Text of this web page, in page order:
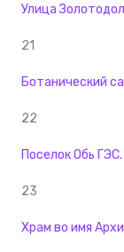
Улица
21
Ботанический
22
Поселок Обь ГЭС.
23
Храм во имя